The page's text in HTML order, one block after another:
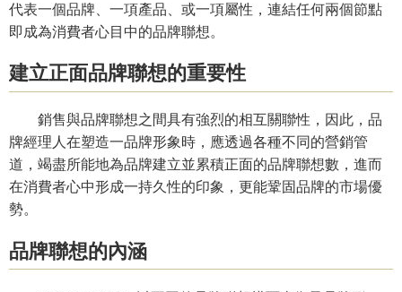
代表一個品牌、一項產品、或一項屬性，連結任何兩個節點
即成為消費者心目中的品牌聯想。
建立正面品牌聯想的重要性
銷售與品牌聯想之間具有強烈的相互關聯性，因此，品
牌經理人在塑造一品牌形象時，應透過各種不同的營銷管
道，竭盡所能地為品牌建立並累積正面的品牌聯想數，進而
在消費者心中形成一持久性的印象，更能鞏固品牌的市場優
勢。
品牌聯想的內涵